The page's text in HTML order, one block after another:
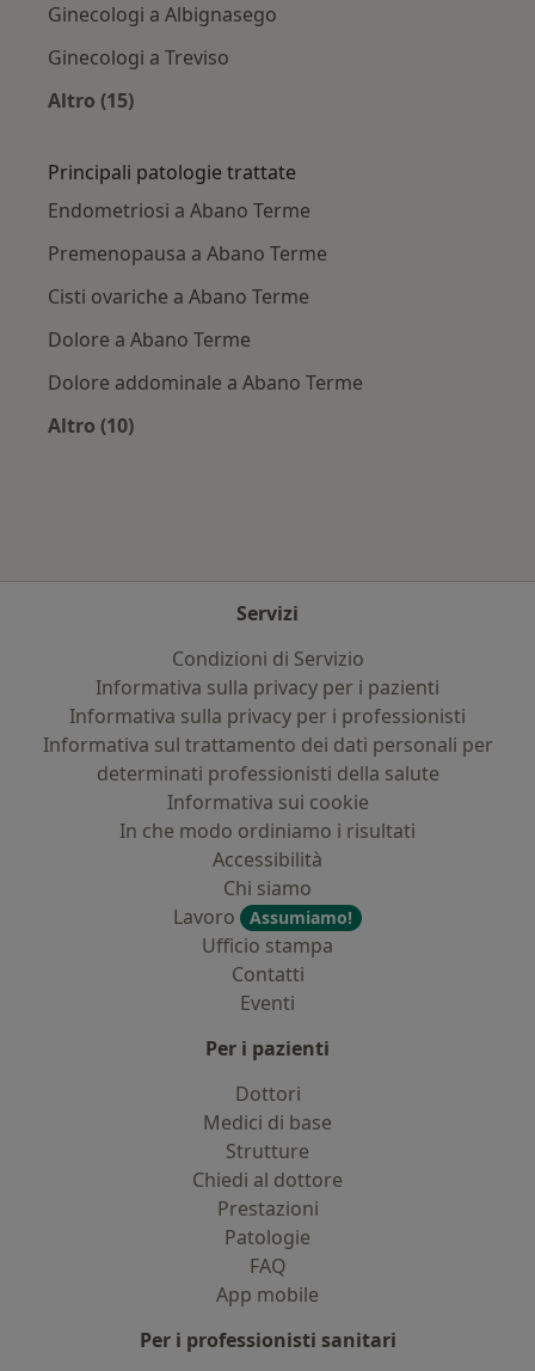
Ginecologi a Albignasego
Ginecologi a Treviso
Altro (15)
Principali patologie trattate
Endometriosi a Abano Terme
Premenopausa a Abano Terme
Cisti ovariche a Abano Terme
Dolore a Abano Terme
Dolore addominale a Abano Terme
Altro (10)
Servizi
Condizioni di Servizio
Informativa sulla privacy per i pazienti
Informativa sulla privacy per i professionisti
Informativa sul trattamento dei dati personali per
determinati professionisti della salute
Informativa sui cookie
In che modo ordiniamo i risultati
Accessibilità
Chi siamo
Lavoro
Assumiamo!
Ufficio stampa
Contatti
Eventi
Per i pazienti
Dottori
Medici di base
Strutture
Chiedi al dottore
Prestazioni
Patologie
FAQ
App mobile
Per i professionisti sanitari